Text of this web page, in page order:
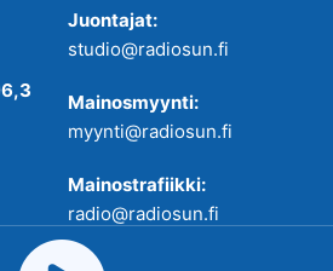
.
Juontajat:
studio@radiosun.fi
Mainosmyynti:
myynti@radiosun.fi
Mainostrafiikki:
radio@radiosun.fi